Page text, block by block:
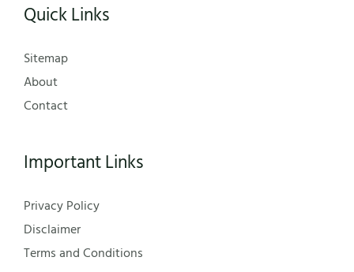
Quick Links
Sitemap
About
Contact
Important Links
Privacy Policy
Disclaimer
Terms and Conditions